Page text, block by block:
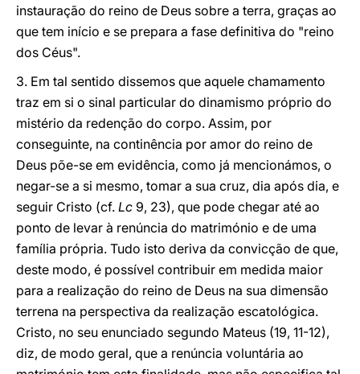
instauração do reino de Deus sobre a terra, graças ao
que tem início e se prepara a fase definitiva do "reino
dos Céus".
3. Em tal sentido dissemos que aquele chamamento
traz em si o sinal particular do dinamismo próprio do
mistério da redenção do corpo. Assim, por
conseguinte, na continência por amor do reino de
Deus põe-se em evidência, como já mencionámos, o
negar-se a si mesmo, tomar a sua cruz, dia após dia, e
seguir Cristo (cf. Lc 9, 23), que pode chegar até ao
ponto de levar à renúncia do matrimónio e de uma
família própria. Tudo isto deriva da convicção de que,
deste modo, é possível contribuir em medida maior
para a realização do reino de Deus na sua dimensão
terrena na perspectiva da realização escatológica.
Cristo, no seu enunciado segundo Mateus (19, 11-12),
diz, de modo geral, que a renúncia voluntária ao